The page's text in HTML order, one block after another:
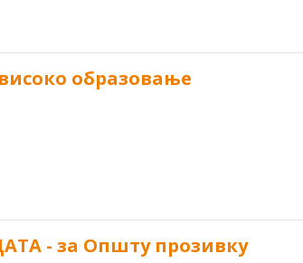
образовање
- за Општу прозивку